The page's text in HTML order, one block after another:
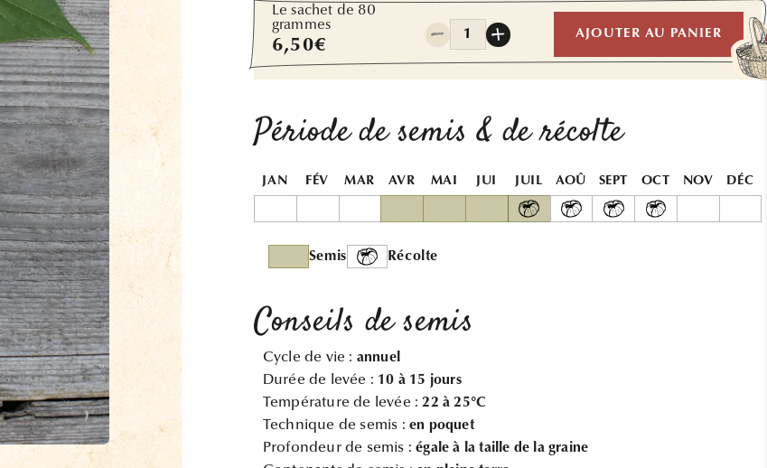
Le sachet de 80
grammes
Prix
habituel
6,50€
Quantité
Réduire
la
quantité
HARICOT
NAIN
BAGNOLS
AB
Augmenter
la
quantité
HARICOT
NAIN
BAGNOLS
AB
AJOUTER AU PANIER
Période de semis & de récolte
JAN FÉV MAR AVR MAI JUI JUIL AOÛ SEPT OCT NOV DÉC
Semis Récolte
Conseils de semis
Cycle de vie : annuel
Durée de levée : 10 à 15 jours
Température de levée :22 à 25°C
Technique de semis :en poquet
Profondeur de semis :égale à la taille de la graine